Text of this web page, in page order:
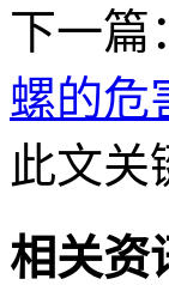
下一篇
螺的危
此文关
相关资